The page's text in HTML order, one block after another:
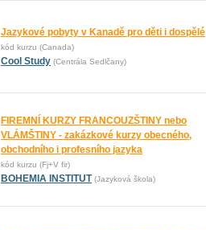
Jazykové pobyty v Kanadě pro děti i dospělé
kód kurzu (Canada)
Cool Study (Centrála Sedlčany)
FIREMNÍ KURZY FRANCOUZŠTINY nebo
VLÁMŠTINY - zakázkové kurzy obecného,
obchodního i profesního jazyka
kód kurzu (Fj+V fir)
BOHEMIA INSTITUT (Jazyková škola)